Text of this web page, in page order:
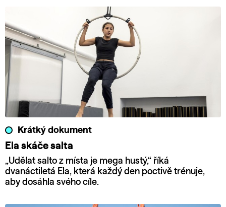
Krátký dokument
Ela skáče salta
„Udělat salto z místa je mega hustý,“ říká
dvanáctiletá Ela, která každý den poctivě trénuje,
aby dosáhla svého cíle.